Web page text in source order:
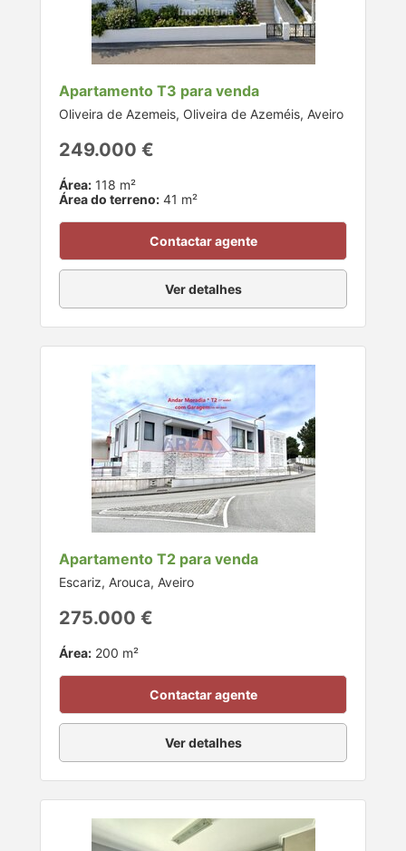
Apartamento T3 para venda
Oliveira de Azemeis, Oliveira de Azeméis, Aveiro
249.000 €
Área: 118 m²
Área do terreno: 41 m²
Contactar agente
Ver detalhes
Apartamento T2 para venda
Escariz, Arouca, Aveiro
275.000 €
Área: 200 m²
Contactar agente
Ver detalhes